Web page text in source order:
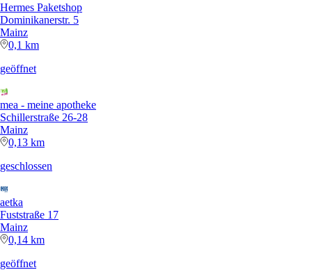
Hermes Paketshop
Dominikanerstr. 5
Mainz
0,1 km
geöffnet
mea - meine apotheke
Schillerstraße 26-28
Mainz
0,13 km
geschlossen
aetka
Fuststraße 17
Mainz
0,14 km
geöffnet